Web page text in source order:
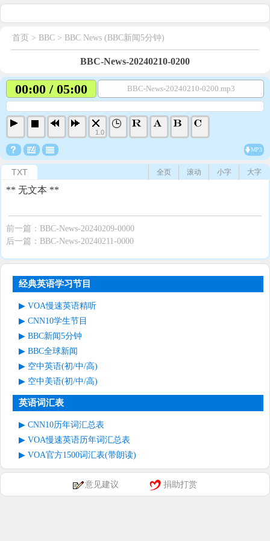
首页 > BBC > BBC News (BBC新闻5分钟)
BBC-News-20240210-0200
00:00 / 05:00 BBC-News-20240210-0200.mp3
1.0
MP3
TXT 大字
小字
滚动
全页
** 无文本 **
前一篇： BBC-News-20240209-0000
后一篇： BBC-News-20240211-0000
经典英语学习节目
VOA慢速英语精听
CNN10学生节目
BBC新闻5分钟
BBC全球新闻
空中英语(初/中/高)
空中美语(初/中/高)
英语词汇表
CNN10历年词汇总表
VOA慢速英语历年词汇总表
VOA官方1500词汇表(带朗读)
意见建议 捐助打赏